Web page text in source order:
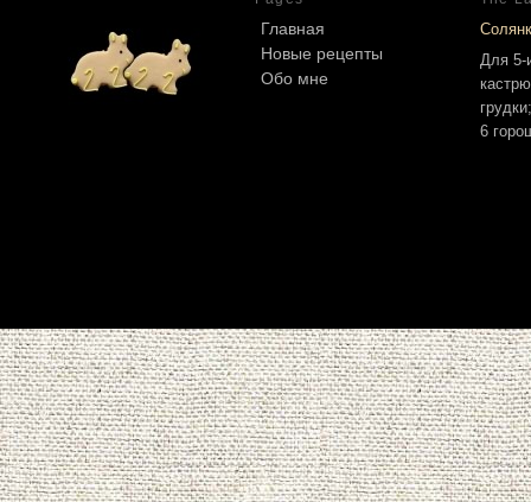
Главная
Новые рецепты
Обо мне
Для 5-
6